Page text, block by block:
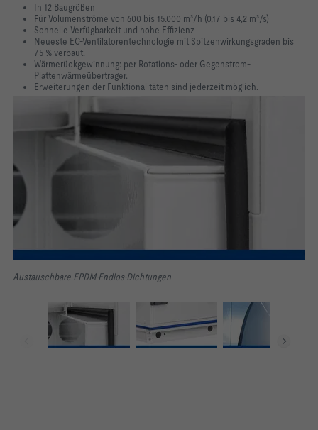
In 12 Baugrößen
Für Volumenströme von 600 bis 15.000 m³/h (0,17 bis 4,2 m³/s)
Schnelle Verfügbarkeit und hohe Effizienz
Neueste EC-Ventilatorentechnologie mit Spitzenwirkungsgraden bis
75 % verbaut.
Wärmerückgewinnung: per Rotations- oder Gegenstrom-
Plattenwärmeübertrager.
Erweiterungen der Funktionalitäten sind jederzeit möglich.
Austauschbare EPDM-Endlos-Dichtungen